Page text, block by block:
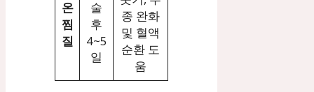
온
찜
질
술
후
4~5
일
종 완화
및 혈액
순환 도
움